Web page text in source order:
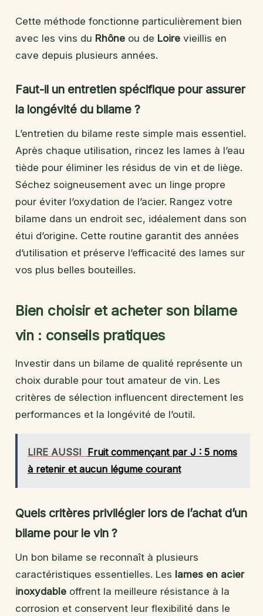
Cette méthode fonctionne particulièrement bien
avec les vins du Rhône ou de Loire vieillis en
cave depuis plusieurs années.
Faut-il un entretien spécifique pour assurer
la longévité du bilame ?
L’entretien du bilame reste simple mais essentiel.
Après chaque utilisation, rincez les lames à l’eau
tiède pour éliminer les résidus de vin et de liège.
Séchez soigneusement avec un linge propre
pour éviter l’oxydation de l’acier. Rangez votre
bilame dans un endroit sec, idéalement dans son
étui d’origine. Cette routine garantit des années
d’utilisation et préserve l’efficacité des lames sur
vos plus belles bouteilles.
Bien choisir et acheter son bilame
vin : conseils pratiques
Investir dans un bilame de qualité représente un
choix durable pour tout amateur de vin. Les
critères de sélection influencent directement les
performances et la longévité de l’outil.
LIRE AUSSI Fruit commençant par J : 5 noms
à retenir et aucun légume courant
Quels critères privilégier lors de l’achat d’un
bilame pour le vin ?
Un bon bilame se reconnaît à plusieurs
caractéristiques essentielles. Les lames en acier
inoxydable offrent la meilleure résistance à la
corrosion et conservent leur flexibilité dans le